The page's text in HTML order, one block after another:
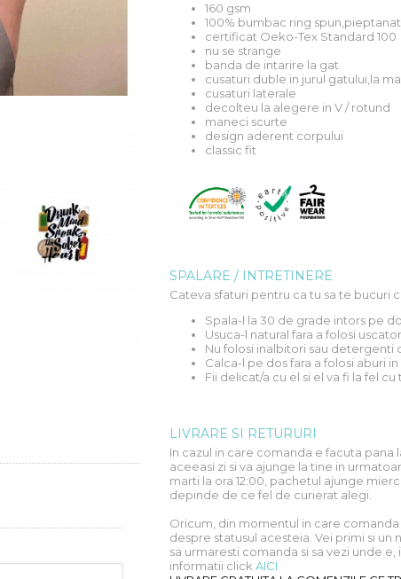
160 gsm
100% bumbac ring spun,pieptanat
certificat Oeko-Tex Standard 100
nu se strange
banda de intarire la gat
cusaturi duble in jurul gatului,la
cusaturi laterale
decolteu la alegere in V / rotund
maneci scurte
design aderent corpului
classic fit
SPALARE / INTRETINERE
Cateva sfaturi pentru ca tu sa te bucuri
Spala-l la 30 de grade intors pe
Usuca-l natural fara a folosi
Nu folosi inalbitori sau detergenti
Calca-l pe dos fara a folosi aburi
Fii delicat/a cu el si el va fi la fel cu
LIVRARE SI RETURURI
In cazul in care comanda e facuta pana
aceeasi zi si va ajunge la tine in
marti la ora 12:00, pachetul ajunge
depinde de ce fel de curierat alegi.
Oricum, din momentul in care
despre statusul acesteia. Vei primi si un
sa urmaresti comanda si sa vezi unde
informatii click AICI